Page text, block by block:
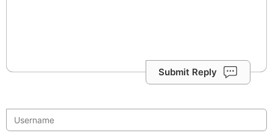
Submit Reply